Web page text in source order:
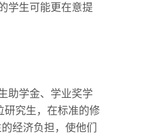
学生可能更在意提
助学金、学业奖学
研究生，在标准的修
经济负担，使他们